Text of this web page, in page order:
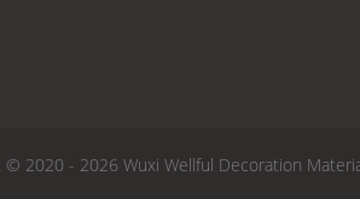
© 2020 - 2026 Wuxi Wellful Decoration